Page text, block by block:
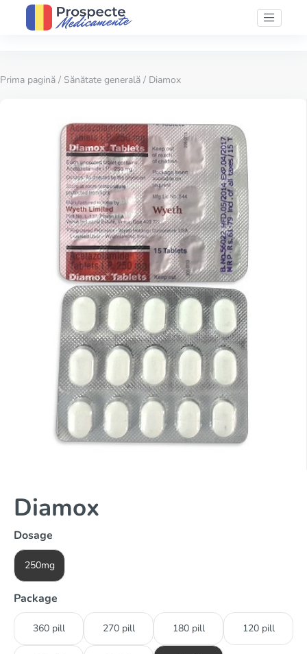
Prima pagină / Sănătate generală / Diamox
Diamox
Dosage
250mg
Package
360 pill 270 pill 180 pill 120 pill